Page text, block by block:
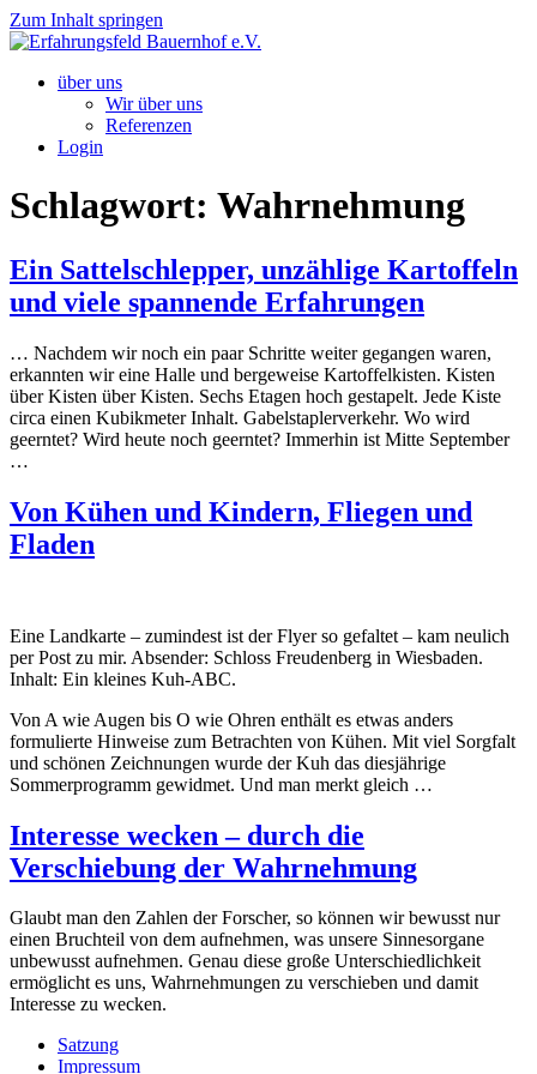
Zum Inhalt springen
über uns
Wir über uns
Referenzen
Login
Schlagwort: Wahrnehmung
Ein Sattelschlepper, unzählige Kartoffeln
und viele spannende Erfahrungen
… Nachdem wir noch ein paar Schritte weiter gegangen waren,
erkannten wir eine Halle und bergeweise Kartoffelkisten. Kisten
über Kisten über Kisten. Sechs Etagen hoch gestapelt. Jede Kiste
circa einen Kubikmeter Inhalt. Gabelstaplerverkehr. Wo wird
geerntet? Wird heute noch geerntet? Immerhin ist Mitte September
…
Von Kühen und Kindern, Fliegen und
Fladen
Eine Landkarte – zumindest ist der Flyer so gefaltet – kam neulich
per Post zu mir. Absender: Schloss Freudenberg in Wiesbaden.
Inhalt: Ein kleines Kuh-ABC.
Von A wie Augen bis O wie Ohren enthält es etwas anders
formulierte Hinweise zum Betrachten von Kühen. Mit viel Sorgfalt
und schönen Zeichnungen wurde der Kuh das diesjährige
Sommerprogramm gewidmet. Und man merkt gleich …
Interesse wecken – durch die
Verschiebung der Wahrnehmung
Glaubt man den Zahlen der Forscher, so können wir bewusst nur
einen Bruchteil von dem aufnehmen, was unsere Sinnesorgane
unbewusst aufnehmen. Genau diese große Unterschiedlichkeit
ermöglicht es uns, Wahrnehmungen zu verschieben und damit
Interesse zu wecken.
Satzung
Impressum